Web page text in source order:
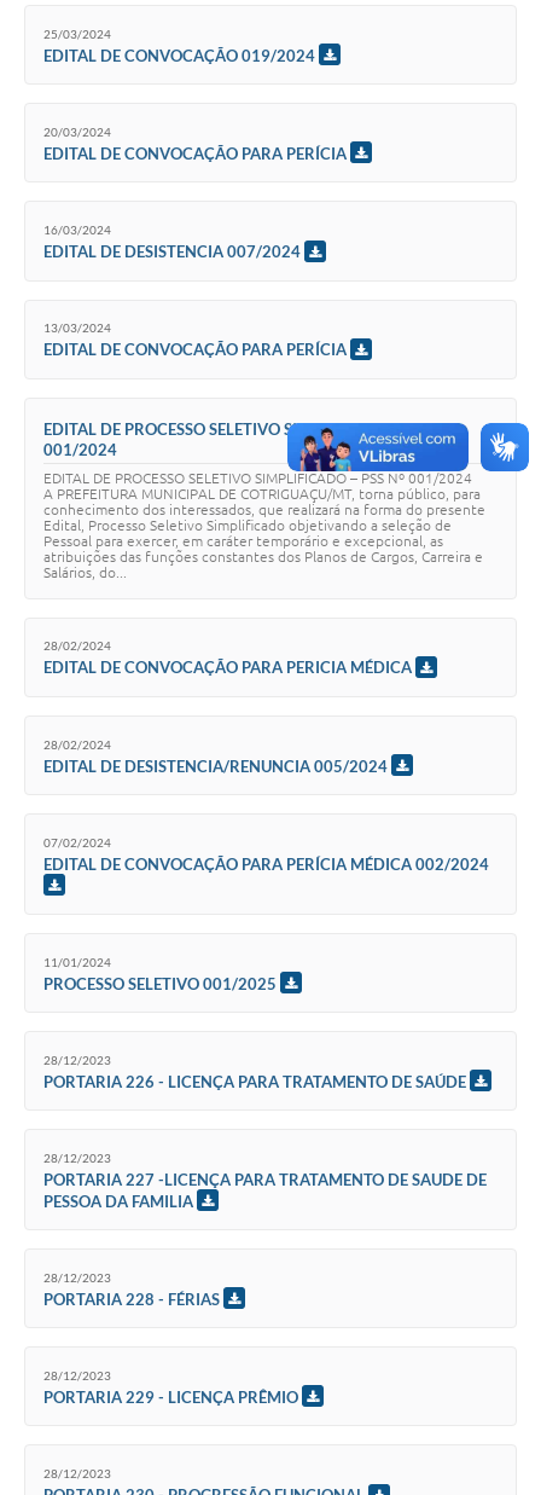
25/03/2024
EDITAL DE CONVOCAÇÃO 019/2024
20/03/2024
EDITAL DE CONVOCAÇÃO PARA PERÍCIA
16/03/2024
EDITAL DE DESISTENCIA 007/2024
13/03/2024
EDITAL DE CONVOCAÇÃO PARA PERÍCIA
EDITAL DE PROCESSO SELETIVO SIMPLIFICADO – PSS Nº
001/2024
EDITAL DE PROCESSO SELETIVO SIMPLIFICADO – PSS Nº 001/2024
A PREFEITURA MUNICIPAL DE COTRIGUAÇU/MT, torna público, para
conhecimento dos interessados, que realizará na forma do presente
Edital, Processo Seletivo Simplificado objetivando a seleção de
Pessoal para exercer, em caráter temporário e excepcional, as
atribuições das funções constantes dos Planos de Cargos, Carreira e
Salários, do...
28/02/2024
EDITAL DE CONVOCAÇÃO PARA PERICIA MÉDICA
28/02/2024
EDITAL DE DESISTENCIA/RENUNCIA 005/2024
07/02/2024
EDITAL DE CONVOCAÇÃO PARA PERÍCIA MÉDICA 002/2024
11/01/2024
PROCESSO SELETIVO 001/2025
28/12/2023
PORTARIA 226 - LICENÇA PARA TRATAMENTO DE SAÚDE
28/12/2023
PORTARIA 227 -LICENÇA PARA TRATAMENTO DE SAUDE DE
PESSOA DA FAMILIA
28/12/2023
PORTARIA 228 - FÉRIAS
28/12/2023
PORTARIA 229 - LICENÇA PRÊMIO
28/12/2023